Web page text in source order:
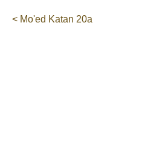
< Mo'ed Katan 20a